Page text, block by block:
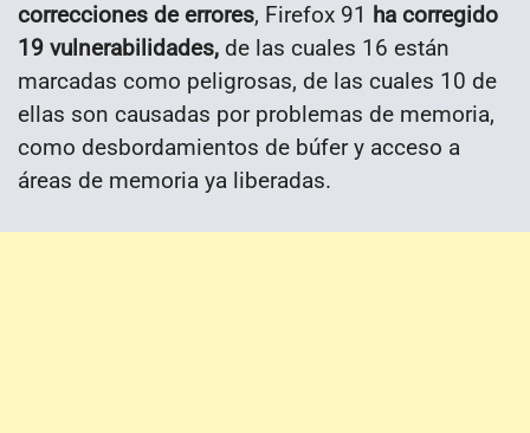
correcciones de errores, Firefox 91 ha corregido
19 vulnerabilidades, de las cuales 16 están
marcadas como peligrosas, de las cuales 10 de
ellas son causadas por problemas de memoria,
como desbordamientos de búfer y acceso a
áreas de memoria ya liberadas.